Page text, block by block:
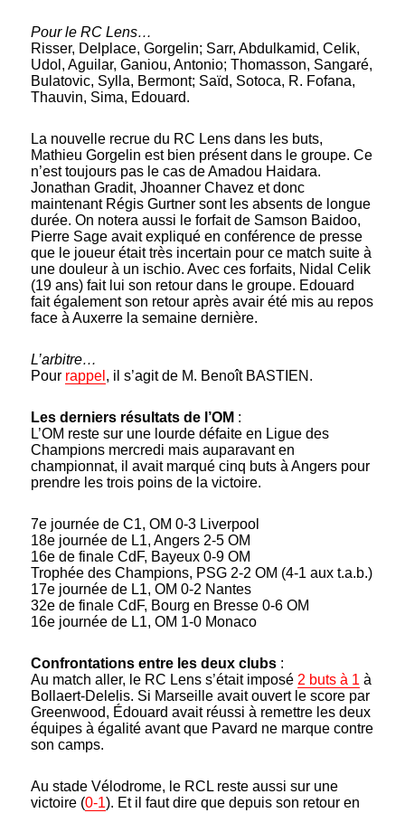
Pour le RC Lens…
Risser, Delplace, Gorgelin; Sarr, Abdulkamid, Celik,
Udol, Aguilar, Ganiou, Antonio; Thomasson, Sangaré,
Bulatovic, Sylla, Bermont; Saïd, Sotoca, R. Fofana,
Thauvin, Sima, Edouard.
La nouvelle recrue du RC Lens dans les buts,
Mathieu Gorgelin est bien présent dans le groupe. Ce
n’est toujours pas le cas de Amadou Haidara.
Jonathan Gradit, Jhoanner Chavez et donc
maintenant Régis Gurtner sont les absents de longue
durée. On notera aussi le forfait de Samson Baidoo,
Pierre Sage avait expliqué en conférence de presse
que le joueur était très incertain pour ce match suite à
une douleur à un ischio. Avec ces forfaits, Nidal Celik
(19 ans) fait lui son retour dans le groupe. Edouard
fait également son retour après avair été mis au repos
face à Auxerre la semaine dernière.
L’arbitre…
Pour rappel , il s’agit de M. Benoît BASTIEN.
Les derniers résultats de l’OM :
L’OM reste sur une lourde défaite en Ligue des
Champions mercredi mais auparavant en
championnat, il avait marqué cinq buts à Angers pour
prendre les trois poins de la victoire.
7e journée de C1, OM 0-3 Liverpool
18e journée de L1, Angers 2-5 OM
16e de finale CdF, Bayeux 0-9 OM
Trophée des Champions, PSG 2-2 OM (4-1 aux t.a.b.)
17e journée de L1, OM 0-2 Nantes
32e de finale CdF, Bourg en Bresse 0-6 OM
16e journée de L1, OM 1-0 Monaco
Confrontations entre les deux clubs :
Au match aller, le RC Lens s’était imposé 2 buts à 1 à
Bollaert-Delelis. Si Marseille avait ouvert le score par
Greenwood, Édouard avait réussi à remettre les deux
équipes à égalité avant que Pavard ne marque contre
son camps.
Au stade Vélodrome, le RCL reste aussi sur une
victoire (0-1). Et il faut dire que depuis son retour en